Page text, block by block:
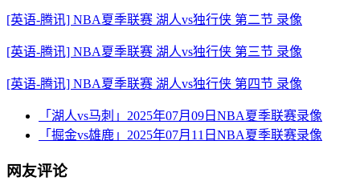
[英语-腾讯] NBA夏季联赛 湖人vs独行侠 第二节 录像
[英语-腾讯] NBA夏季联赛 湖人vs独行侠 第三节 录像
[英语-腾讯] NBA夏季联赛 湖人vs独行侠 第四节 录像
「湖人vs马刺」2025年07月09日NBA夏季联赛录像
「掘金vs雄鹿」2025年07月11日NBA夏季联赛录像
网友评论